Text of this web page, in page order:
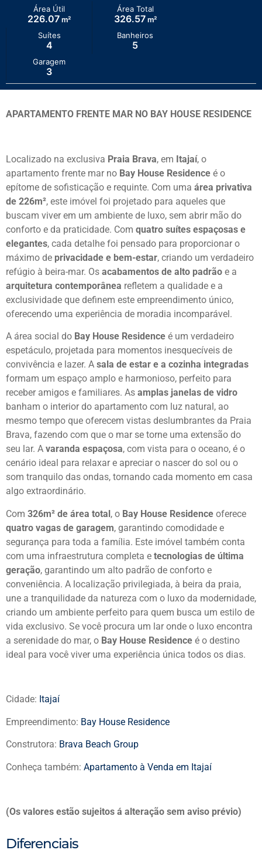
Área Útil
226.07m²
Área Total
326.57m²
Suítes
4
Banheiros
5
Garagem
3
APARTAMENTO FRENTE MAR NO BAY HOUSE RESIDENCE
Localizado na exclusiva Praia Brava, em Itajaí, o
apartamento frente mar no Bay House Residence é o
epítome de sofisticação e requinte. Com uma área privativa
de 226m², este imóvel foi projetado para aqueles que
buscam viver em um ambiente de luxo, sem abrir mão do
conforto e da praticidade. Com quatro suítes espaçosas e
elegantes, cada detalhe foi pensado para proporcionar o
máximo de privacidade e bem-estar, criando um verdadeiro
refúgio à beira-mar. Os acabamentos de alto padrão e a
arquitetura contemporânea refletem a qualidade e a
exclusividade que definem este empreendimento único,
oferecendo uma experiência de moradia incomparável.
A área social do Bay House Residence é um verdadeiro
espetáculo, projetada para momentos inesquecíveis de
convivência e lazer. A sala de estar e a cozinha integradas
formam um espaço amplo e harmonioso, perfeito para
receber amigos e familiares. As amplas janelas de vidro
banham o interior do apartamento com luz natural, ao
mesmo tempo que oferecem vistas deslumbrantes da Praia
Brava, fazendo com que o mar se torne uma extensão do
seu lar. A varanda espaçosa, com vista para o oceano, é o
cenário ideal para relaxar e apreciar o nascer do sol ou o
som tranquilo das ondas, tornando cada momento em casa
algo extraordinário.
Com 326m² de área total, o Bay House Residence oferece
quatro vagas de garagem, garantindo comodidade e
segurança para toda a família. Este imóvel também conta
com uma infraestrutura completa e tecnologias de última
geração, garantindo um alto padrão de conforto e
conveniência. A localização privilegiada, à beira da praia,
une a tranquilidade da natureza com o luxo da modernidade,
criando um ambiente perfeito para quem busca um estilo de
vida exclusivo. Se você procura um lar onde o luxo encontra
a serenidade do mar, o Bay House Residence é o destino
ideal para você viver uma experiência única todos os dias.
Cidade: Itajaí
Empreendimento: Bay House Residence
Construtora: Brava Beach Group
Conheça também: Apartamento à Venda em Itajaí
(Os valores estão sujeitos á alteração sem aviso prévio)
Diferenciais